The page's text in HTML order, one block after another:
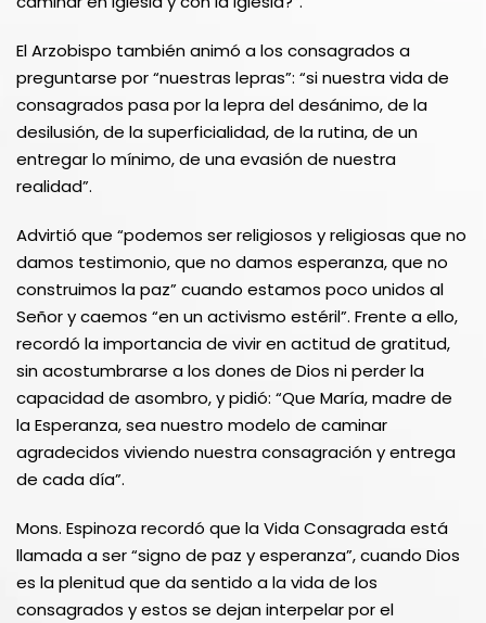
El Arzobispo también animó a los consagrados a
preguntarse por “nuestras lepras”: “si nuestra vida de
consagrados pasa por la lepra del desánimo, de la
desilusión, de la superficialidad, de la rutina, de un
entregar lo mínimo, de una evasión de nuestra
realidad”.
Advirtió que “podemos ser religiosos y religiosas que no
damos testimonio, que no damos esperanza, que no
construimos la paz” cuando estamos poco unidos al
Señor y caemos “en un activismo estéril”. Frente a ello,
recordó la importancia de vivir en actitud de gratitud,
sin acostumbrarse a los dones de Dios ni perder la
capacidad de asombro, y pidió: “Que María, madre de
la Esperanza, sea nuestro modelo de caminar
agradecidos viviendo nuestra consagración y entrega
de cada día”.
Mons. Espinoza recordó que la Vida Consagrada está
llamada a ser “signo de paz y esperanza”, cuando Dios
es la plenitud que da sentido a la vida de los
consagrados y estos se dejan interpelar por el